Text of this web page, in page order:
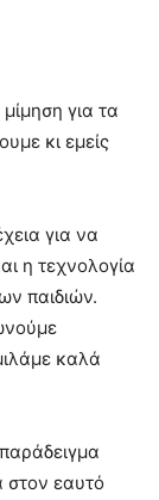
για τα
κι εμείς
για να
η τεχνολογία
παιδιών.
καλά
στον εαυτό